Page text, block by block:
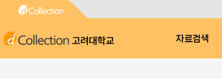
고려대학교 자료검색